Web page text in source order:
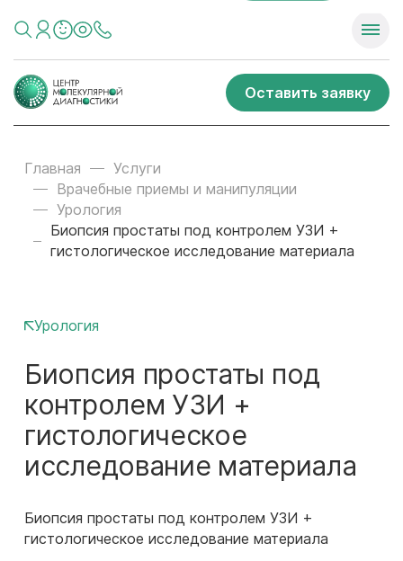
Оставить заявку
Главная
Услуги
Врачебные приемы и манипуляции
Урология
Биопсия простаты под контролем УЗИ +
гистологическое исследование материала
Урология
Биопсия простаты под
контролем УЗИ +
гистологическое
исследование материала
Биопсия простаты под контролем УЗИ +
гистологическое исследование материала